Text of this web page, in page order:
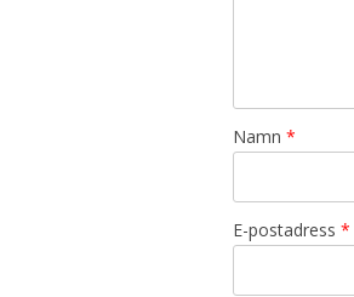
Namn *
E-postadress *